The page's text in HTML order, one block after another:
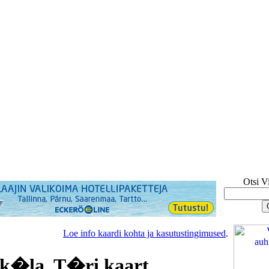
Otsi
Loe info kaardi kohta ja kasutustingimused.